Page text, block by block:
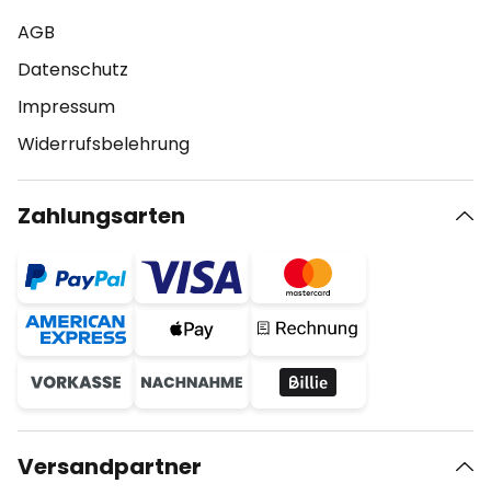
AGB
Datenschutz
Impressum
Widerrufsbelehrung
Zahlungsarten
Versandpartner